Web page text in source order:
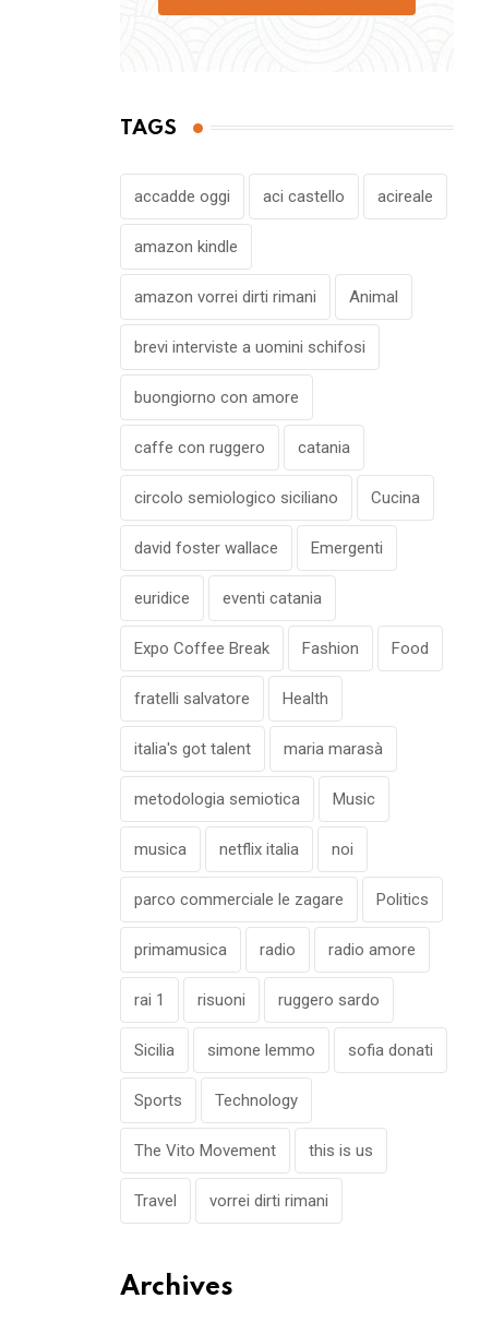
TAGS
accadde oggi aci castello acireale
amazon kindle
amazon vorrei dirti rimani Animal
brevi interviste a uomini schifosi
buongiorno con amore
caffe con ruggero catania
circolo semiologico siciliano Cucina
david foster wallace Emergenti
euridice eventi catania
Expo Coffee Break Fashion Food
fratelli salvatore Health
italia's got talent maria marasà
metodologia semiotica Music
musica netflix italia noi
parco commerciale le zagare Politics
primamusica radio radio amore
rai 1 risuoni ruggero sardo
Sicilia simone lemmo sofia donati
Sports Technology
The Vito Movement this is us
Travel vorrei dirti rimani
Archives